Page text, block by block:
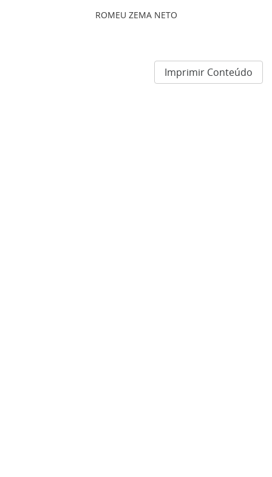
ROMEU ZEMA NETO
Imprimir Conteúdo